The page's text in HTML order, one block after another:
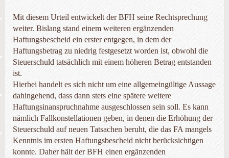
Mit diesem Urteil entwickelt der BFH seine Rechtsprechung
weiter. Bislang stand einem weiteren ergänzenden
Haftungsbescheid ein erster entgegen, in dem der
Haftungsbetrag zu niedrig festgesetzt worden ist, obwohl die
Steuerschuld tatsächlich mit einem höheren Betrag entstanden
ist.
Hierbei handelt es sich nicht um eine allgemeingültige Aussage
dahingehend, dass dann stets eine spätere weitere
Haftungsinanspruchnahme ausgeschlossen sein soll. Es kann
nämlich Fallkonstellationen geben, in denen die Erhöhung der
Steuerschuld auf neuen Tatsachen beruht, die das FA mangels
Kenntnis im ersten Haftungsbescheid nicht berücksichtigen
konnte. Daher hält der BFH einen ergänzenden